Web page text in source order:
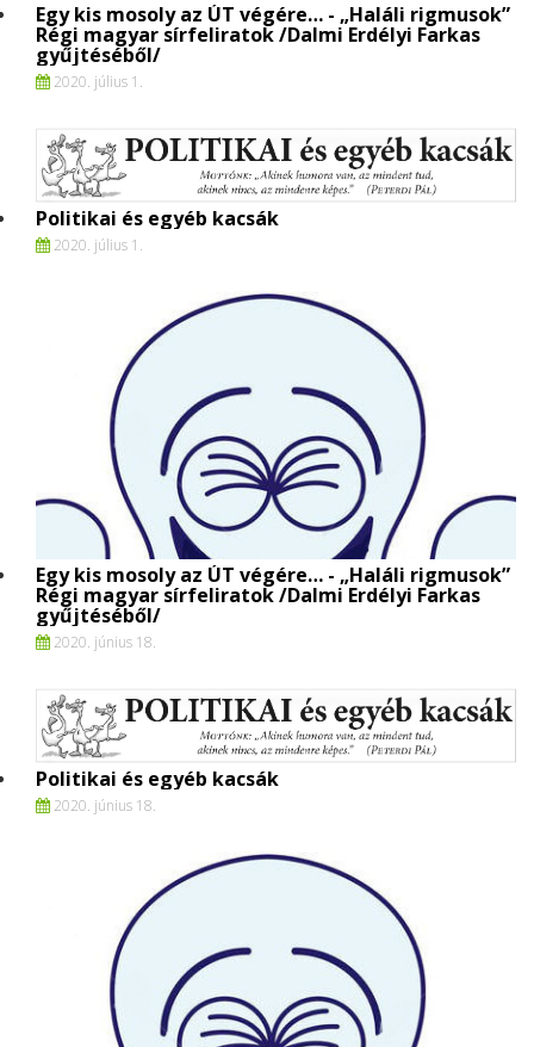
Egy kis mosoly az ÚT végére… - „Haláli rigmusok”
Régi magyar sírfeliratok /Dalmi Erdélyi Farkas
gyűjtéséből/
2020. július 1.
Politikai és egyéb kacsák
2020. július 1.
Egy kis mosoly az ÚT végére… - „Haláli rigmusok”
Régi magyar sírfeliratok /Dalmi Erdélyi Farkas
gyűjtéséből/
2020. június 18.
Politikai és egyéb kacsák
2020. június 18.